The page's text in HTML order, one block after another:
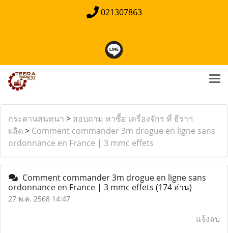
021307863
กระดานสนทนา > สอบถาม หาซื้อ เครื่องจักร ที่ ธีราฯ
ผลิต > Comment commander 3m drogue en ligne sans
ordonnance en France | 3 mmc effets
Comment commander 3m drogue en ligne sans
ordonnance en France | 3 mmc effets (174 อ่าน)
27 พ.ค. 2568 14:47
แจ้งลบ